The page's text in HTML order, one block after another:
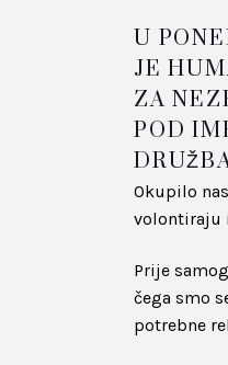
U
JE
ZA
POD
Okupilo
volontiraju
Prije
čega smo
potrebne